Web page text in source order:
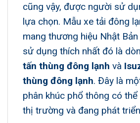
cũng vậy, được người sử
lựa chọn. Mẫu xe tải đông
mang thương hiệu Nhật
sử dụng thích nhất đó là
tấn thùng đông lạnh và
thùng đông lạnh. Đây là
phân khúc phổ thông có
thị trường và đang phát